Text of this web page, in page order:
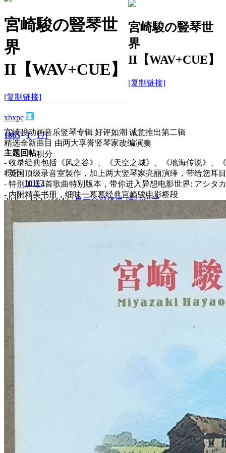
宮崎駿の豎琴世
界
II【WAV+CUE】
[复制链接]
宮崎駿の豎琴世
界
II【WAV+CUE】
[复制链接]
xbxpc
1865
主题
1
回帖
1万
积分
积分
10117
2025-2-12 15:44:43 / 显示全部楼层 /阅读模式
3695
宫崎骏动画音乐竖琴专辑 好评如潮 诚意推出第二辑
精选全新曲目 由两大享誉竖琴家改编演奏
- 收录经典包括《风之谷》、《天空之城》、《地海传说》、
- 英国顶级录音室製作，加上两大竖琴家亮丽演绎，带给您耳
- 特别加送4首歌曲特别版本，带你进入异想电影世界: アシタ
- 内附精美书册，细味一幕幕经典宫崎骏电影桥段